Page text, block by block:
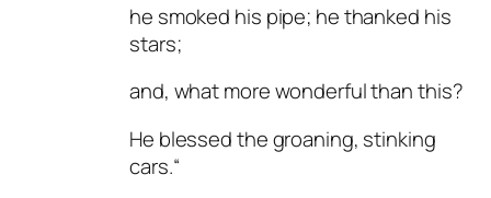
he smoked his pipe; he thanked his
stars;
and, what more wonderful than this?
He blessed the groaning, stinking
cars.“